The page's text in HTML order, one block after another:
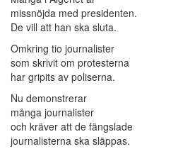
missnöjda med presidenten.
De vill att han ska sluta.
Omkring tio journalister
som skrivit om protesterna
har gripits av poliserna.
Nu demonstrerar
många journalister
och kräver att de fängslade
journalisterna ska släppas.